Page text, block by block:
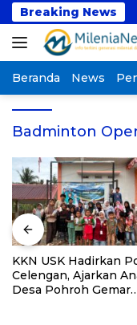
Langsung
ke
konten
Breaking News
PKM
Beranda News
Badminton
KKN USK Hadirkan
Celengan, Ajarkan
Desa Pohroh Gemar